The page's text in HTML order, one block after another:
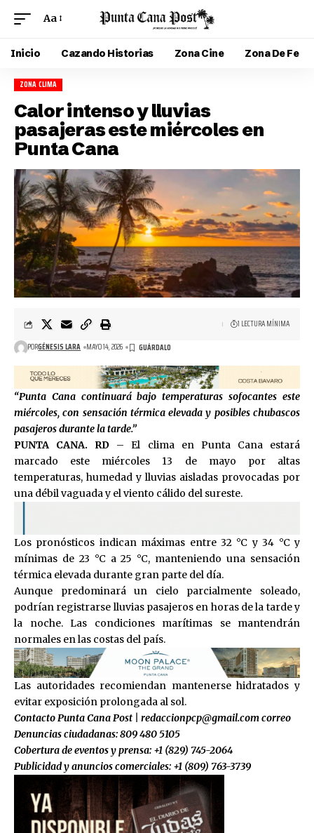
Aa
Inicio Cazando Historias Zona Cine Zona De Fe
ZONA CLIMA
Calor intenso y lluvias
pasajeras este miércoles en
Punta Cana
PORGÉNESIS LARA MAYO 14, 2026
1 LECTURA MÍNIMA
“Punta Cana continuará bajo temperaturas sofocantes este
miércoles, con sensación térmica elevada y posibles chubascos
pasajeros durante la tarde.”
PUNTA CANA. RD – El clima en Punta Cana estará
marcado este miércoles 13 de mayo por altas
temperaturas, humedad y lluvias aisladas provocadas por
una débil vaguada y el viento cálido del sureste.
Los pronósticos indican máximas entre 32 °C y 34 °C y
mínimas de 23 °C a 25 °C, manteniendo una sensación
térmica elevada durante gran parte del día.
Aunque predominará un cielo parcialmente soleado,
podrían registrarse lluvias pasajeros en horas de la tarde y
la noche. Las condiciones marítimas se mantendrán
normales en las costas del país.
Las autoridades recomiendan mantenerse hidratados y
evitar exposición prolongada al sol.
Contacto Punta Cana Post | redaccionpcp@gmail.com correo
Denuncias ciudadanas: 809 480 5105
Cobertura de eventos y prensa: +1 (829) 745-2064
Publicidad y anuncios comerciales: +1 (809) 763-3739